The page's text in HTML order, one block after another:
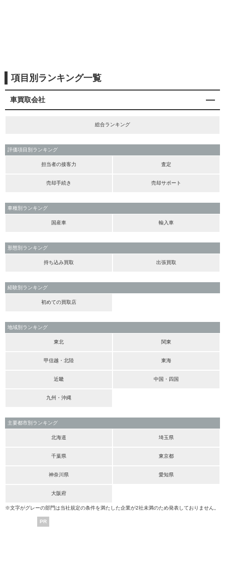
項目別ランキング一覧
車買取会社
総合ランキング
評価項目別ランキング
担当者の接客力 査定
売却手続き 売却サポート
車種別ランキング
国産車 輸入車
形態別ランキング
持ち込み買取 出張買取
経験別ランキング
初めての買取店
地域別ランキング
東北 関東
甲信越・北陸 東海
近畿 中国・四国
九州・沖縄
主要都市別ランキング
北海道 埼玉県
千葉県 東京都
神奈川県 愛知県
大阪府
※文字がグレーの部門は当社規定の条件を満たした企業が2社未満のため発表しておりません。
PR